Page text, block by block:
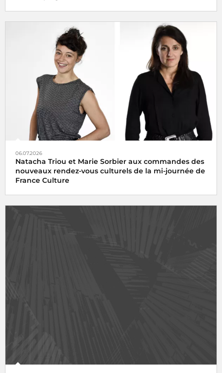
06.07.2026
Natacha Triou et Marie Sorbier aux commandes des
nouveaux rendez-vous culturels de la mi-journée de
France Culture